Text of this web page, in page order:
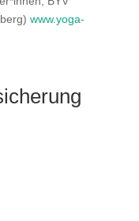
www.yoga-